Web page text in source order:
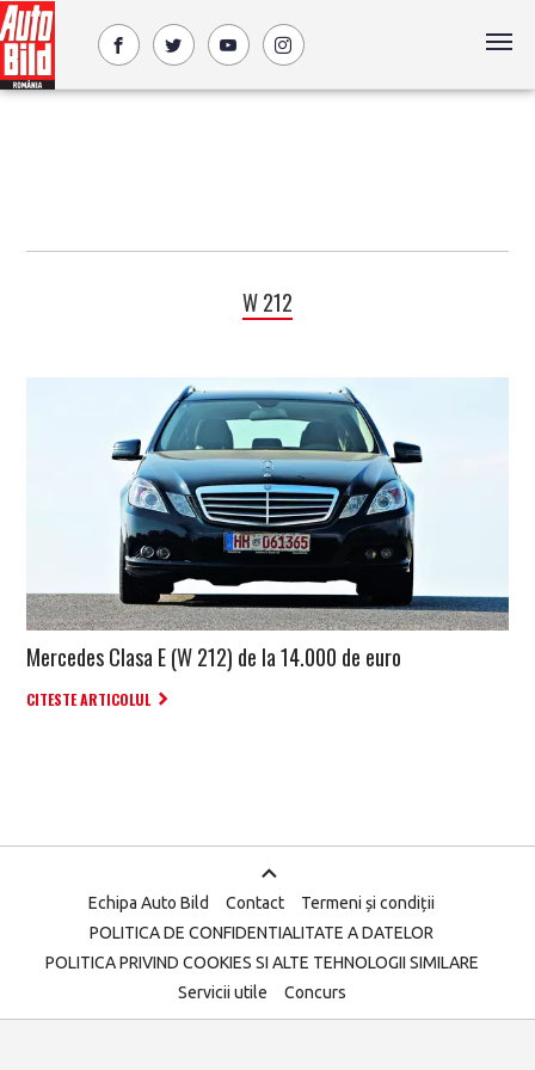
W 212
Mercedes Clasa E (W 212) de la 14.000 de euro
CITESTE ARTICOLUL
Echipa Auto Bild Contact
Termeni și condiții
POLITICA DE CONFIDENTIALITATE A DATELOR
POLITICA PRIVIND COOKIES SI ALTE TEHNOLOGII SIMILARE
Servicii utile
Concurs